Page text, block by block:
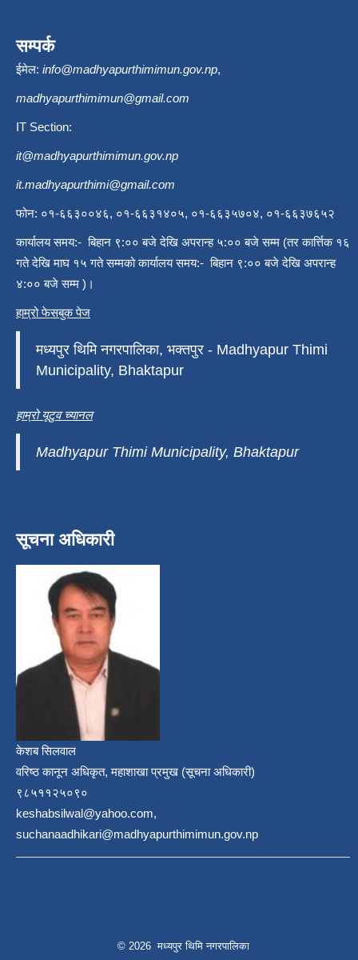
सम्पर्क
ईमेल: info@madhyapurthimimun.gov.np,
madhyapurthimimun@gmail.com
IT Section:
it@madhyapurthimimun.gov.np
it.madhyapurthimi@gmail.com
फोन: ०१-६६३००४६, ०१-६६३१४०५, ०१-६६३५७०४, ०१-६६३७६५२
कार्यालय समय:- बिहान ९:०० बजे देखि अपरान्ह ५:०० बजे सम्म (तर कार्त्तिक १६
गते देखि माघ १५ गते सम्मको कार्यालय समय:- बिहान ९:०० बजे देखि अपरान्ह
४:०० बजे सम्म )।
हाम्रो फेसबुक पेज
मध्यपुर थिमि नगरपालिका, भक्तपुर - Madhyapur Thimi
Municipality, Bhaktapur
हाम्रो यूटुव च्यानल
Madhyapur Thimi Municipality, Bhaktapur
सूचना अधिकारी
केशब सिलवाल
वरिष्ठ कानून अधिकृत, महाशाखा प्रमुख (सूचना अधिकारी)
९८५११२५०९०
keshabsilwal@yahoo.com,
suchanaadhikari@madhyapurthimimun.gov.np
© 2026 मध्यपुर थिमि नगरपालिका